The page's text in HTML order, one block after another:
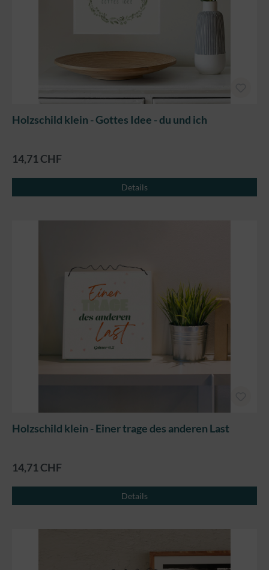
Holzschild klein - Gottes Idee - du und ich
14,71 CHF
Details
Holzschild klein - Einer trage des anderen Last
14,71 CHF
Details